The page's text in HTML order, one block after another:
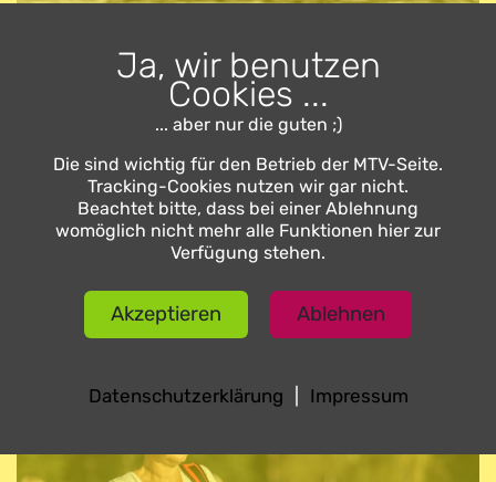
Kurz vor dem Start.
Ja, wir benutzen
Cookies ...
... aber nur die guten ;)
Die sind wichtig für den Betrieb der MTV-Seite.
Tracking-Cookies nutzen wir gar nicht.
Beachtet bitte, dass bei einer Ablehnung
womöglich nicht mehr alle Funktionen hier zur
Verfügung stehen.
Akzeptieren Ablehnen
Datenschutzerklärung Impressum